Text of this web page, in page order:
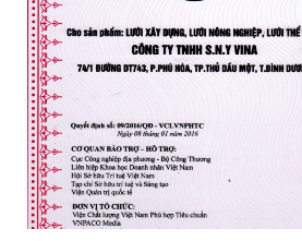
LƯỚI CHE NẮNG